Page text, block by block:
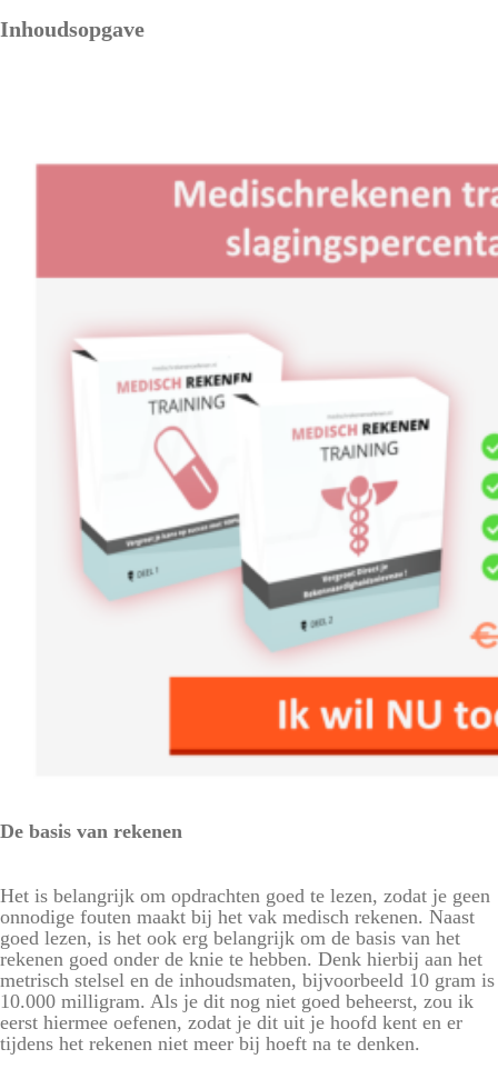
Inhoudsopgave
De basis van rekenen
Het is belangrijk om opdrachten goed te lezen, zodat je geen
onnodige fouten maakt bij het vak medisch rekenen. Naast
goed lezen, is het ook erg belangrijk om de basis van het
rekenen goed onder de knie te hebben. Denk hierbij aan het
metrisch stelsel en de inhoudsmaten, bijvoorbeeld 10 gram is
10.000 milligram. Als je dit nog niet goed beheerst, zou ik
eerst hiermee oefenen, zodat je dit uit je hoofd kent en er
tijdens het rekenen niet meer bij hoeft na te denken.